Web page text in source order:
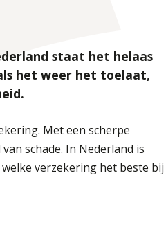
staat het helaas
het weer het toelaat,
Met een scherpe
schade. In Nederland is
verzekering het beste bij